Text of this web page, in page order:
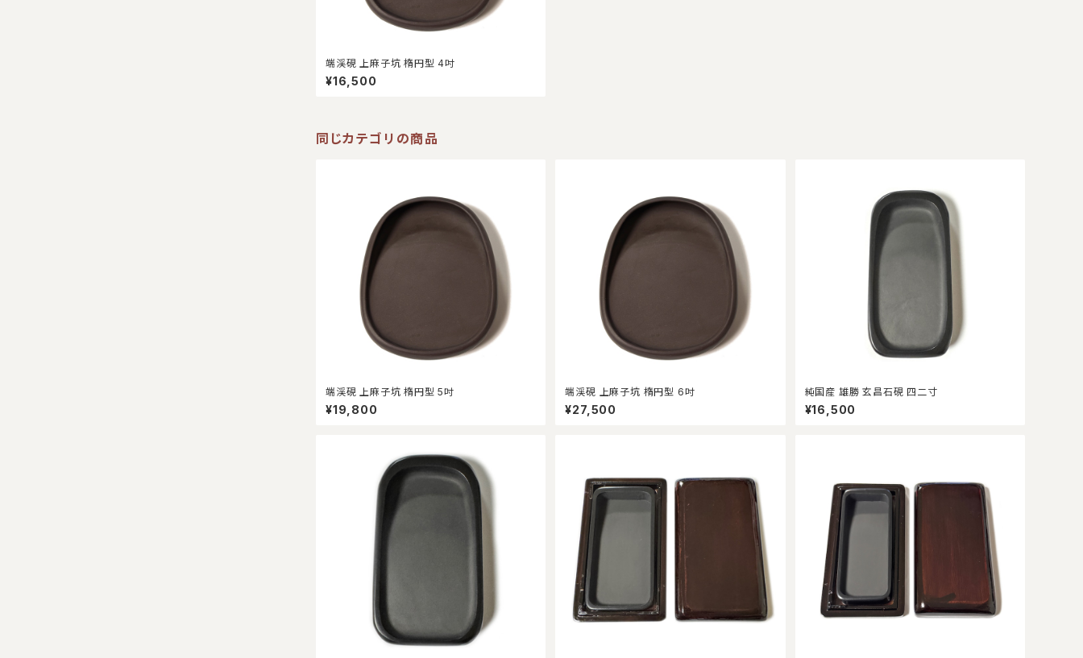
端渓硯 上麻子坑 楕円型 4吋
¥16,500
同じカテゴリの商品
端渓硯 上麻子坑 楕円型 5吋
¥19,800
端渓硯 上麻子坑 楕円型 6吋
¥27,500
純国産 雄勝 玄昌石硯 四二寸
¥16,500